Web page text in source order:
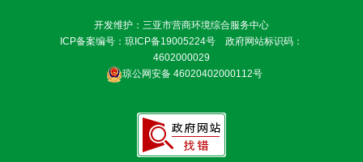
开发维护：三亚市营商环境综合服务中心
ICP备案编号： 琼ICP备19005224号
政府网站标识码：
4602000029
琼公网安备 46020402000112号